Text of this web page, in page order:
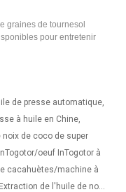
graines de tournesol
pour entretenir
de presse automatique,
à huile en Chine,
de coco de super
oeuf InTogotor à
cacahuètes/machine à
de l'huile de noix